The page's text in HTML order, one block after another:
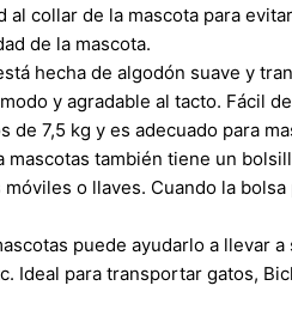
collar de la mascota para
de la mascota.
hecha de algodón suave y
y agradable al tacto. Fácil
7,5 kg y es adecuado para
mascotas también tiene un
o llaves. Cuando la
puede ayudarlo a llevar
Ideal para transportar gatos,